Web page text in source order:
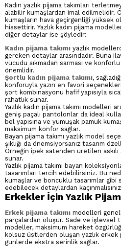
Kadın yazlık pijama takımları
alabilir kumaşlardan imal edilmelidir.
kumaşların hava geçirgenliği yüksek
hissettirir. Yazlık kadın pijama
diğer detaylar ise şöyledir:
Kadın pijama takımı yazlık
gereken detaylar arasındadır. Buna
vücudu sıkmadan sarması ve
önemlidir.
Şortlu kadın pijama takımı,
konforuyla yazın en favori seçenekleri
şort kombinasyonu hafif yapısıyla
rahatlık sunar.
Yazlık kadın pijama takımı modelleri
geniş paçalı pantolonlar da ideal
bel yapısına ve yumuşak pamuk
maksimum konfor sağlar.
Bayan pijama takımı yazlık model
şıklığı da önemsiyorsanız tasarım
Örneğin ipek satenden üretilen
sunar.
Yazlık pijama takımı bayan
tasarımları tercih edebilirsiniz. Bu
kumaşlar ve boncuklu tasarımlar gibi
edebilecek detaylardan
Erkekler İçin Yazlık
Erkek pijama takımı modelleri
parçalardan oluşur. Sade ve işlevsel
modeller, maksimum hareket
kolsuz üstlerden oluşan yazlık erkek
günlerde ekstra serinlik sağlar.